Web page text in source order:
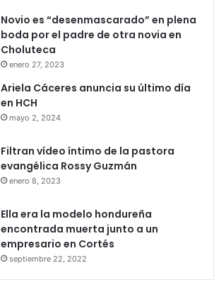
Novio es “desenmascarado” en plena
boda por el padre de otra novia en
Choluteca
enero 27, 2023
Ariela Cáceres anuncia su último día
en HCH
mayo 2, 2024
Filtran vídeo íntimo de la pastora
evangélica Rossy Guzmán
enero 8, 2023
Ella era la modelo hondureña
encontrada muerta junto a un
empresario en Cortés
septiembre 22, 2022